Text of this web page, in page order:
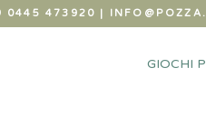
0445 473920 |
GIOCHI